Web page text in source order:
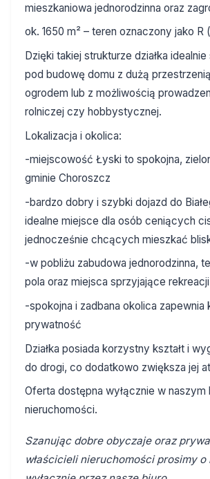
mieszkaniowa jednorodzinna oraz
ok. 1650 m² – teren oznaczony jako R
Dzięki takiej strukturze działka
pod budowę domu z dużą
ogrodem lub z możliwością
rolniczej czy hobbystycznej.
Lokalizacja i okolica:
-miejscowość Łyski to spokojna,
gminie Choroszcz
-bardzo dobry i szybki dojazd do
idealne miejsce dla osób ceniących
jednocześnie chcących mieszkać
-w pobliżu zabudowa jednorodzinna,
pola oraz miejsca sprzyjające rekreacji
-spokojna i zadbana okolica zapewnia
prywatność
Działka posiada korzystny kształt i
do drogi, co dodatkowo zwiększa jej
Oferta dostępna wyłącznie w naszym
nieruchomości.
Szanując dobre obyczaje oraz
właścicieli nieruchomości prosimy o